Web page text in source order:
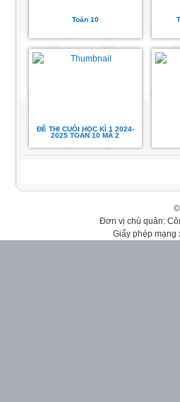
Toán 10
ĐỀ THI CUỐI HỌC KÌ 1 2024-
2025 TOÁN 10 MÃ 2
Đơn vị chủ quản:
Giấy phép mạng